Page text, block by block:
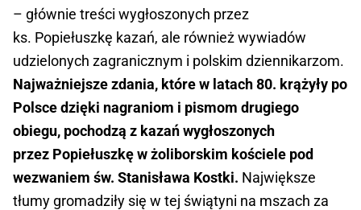
– głównie treści wygłoszonych przez
ks. Popiełuszkę kazań, ale również wywiadów
udzielonych zagranicznym i polskim dziennikarzom.
Najważniejsze zdania, które w latach 80. krążyły po
Polsce dzięki nagraniom i pismom drugiego
obiegu, pochodzą z kazań wygłoszonych
przez Popiełuszkę w żoliborskim kościele pod
wezwaniem św. Stanisława Kostki. Największe
tłumy gromadziły się w tej świątyni na mszach za